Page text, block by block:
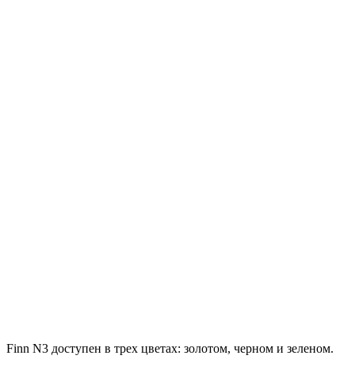
Finn N3 доступен в трех цветах: золотом, черном и зеленом.